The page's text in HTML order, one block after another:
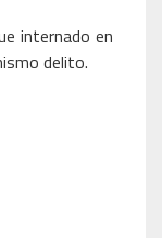
internado en
delito.